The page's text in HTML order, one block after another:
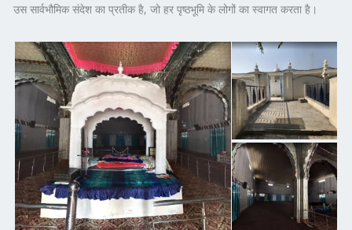
उस सार्वभौमिक संदेश का प्रतीक है, जो हर पृष्ठभूमि के लोगों का स्वागत करता है।